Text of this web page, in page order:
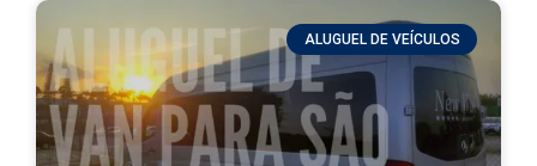
ALUGUEL DE VEÍCULOS